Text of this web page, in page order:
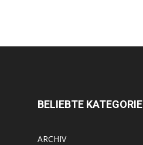
BELIEBTE KATEGORIE
ARCHIV